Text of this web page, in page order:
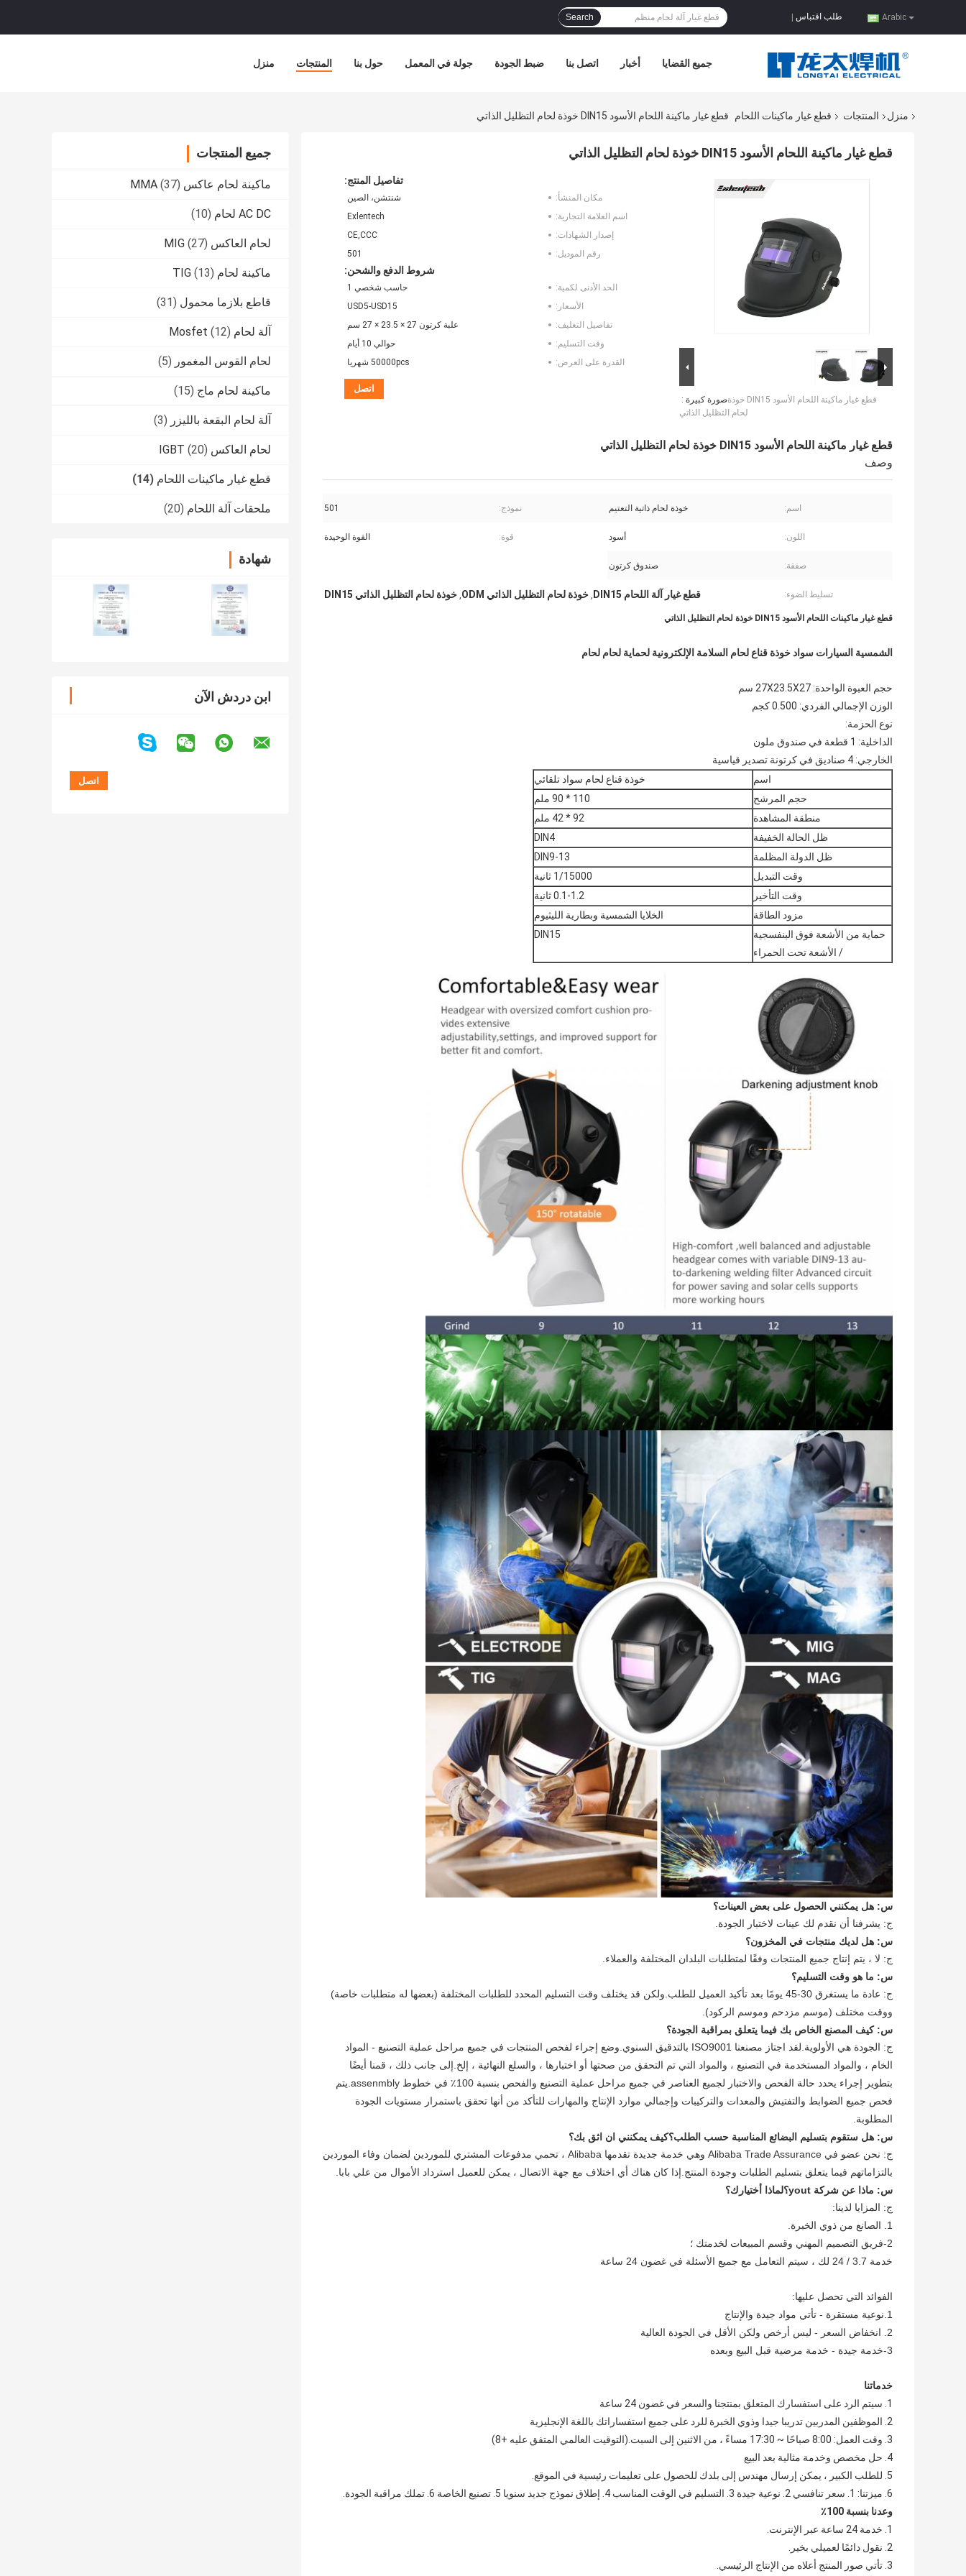
Arabic طلب اقتباس Search
منزل المنتجات حول بنا جولة في المعمل ضبط الجودة اتصل بنا أخبار جميع القضايا
منزل المنتجات قطع غيار ماكينات اللحام قطع غيار ماكينة اللحام الأسود DIN15 خوذة لحام التظليل الذاتي
جميع المنتجات
ماكينة لحام عاكس MMA (37)
AC DC لحام (10)
لحام العاكس MIG (27)
ماكينة لحام TIG (13)
قاطع بلازما محمول (31)
آلة لحام Mosfet (12)
لحام القوس المغمور (5)
ماكينة لحام ماج (15)
آلة لحام البقعة بالليزر (3)
لحام العاكس IGBT (20)
قطع غيار ماكينات اللحام (14)
ملحقات آلة اللحام (20)
شهادة
ابن دردش الآن
قطع غيار ماكينة اللحام الأسود DIN15 خوذة لحام التظليل الذاتي
صورة كبيرة :قطع غيار ماكينة اللحام الأسود DIN15 خوذة
لحام التظليل الذاتي
تفاصيل المنتج:
مكان المنشأ:
شنتشن، الصين
اسم العلامة التجارية:
Exlentech
إصدار الشهادات:
CE,CCC
رقم الموديل:
501
شروط الدفع والشحن:
الحد الأدنى لكمية:
حاسب شخصي 1
الأسعار:
USD5-USD15
تفاصيل التغليف:
علبة كرتون 27 × 23.5 × 27 سم
وقت التسليم:
حوالي 10 أيام
القدرة على العرض:
50000pcs شهريا
اتصل
قطع غيار ماكينة اللحام الأسود DIN15 خوذة لحام التظليل الذاتي
وصف
اسم: خوذة لحام ذاتية التعتيم نموذج: 501
اللون: أسود قوة: القوة الوحيدة
صفقة: صندوق كرتون
تسليط الضوء: قطع غيار آلة اللحام DIN15 , خوذة لحام التظليل الذاتي ODM , خوذة لحام التظليل الذاتي DIN15
قطع غيار ماكينات اللحام الأسود DIN15 خوذة لحام التظليل الذاتي
الشمسية السيارات سواد خوذة قناع لحام السلامة الإلكترونية لحماية لحام لحام
حجم العبوة الواحدة: 27X23.5X27 سم
الوزن الإجمالي الفردي: 0.500 كجم
نوع الحزمة:
الداخلية: 1 قطعة في صندوق ملون
الخارجي: 4 صناديق في كرتونة تصدير قياسية
اسم
خوذة قناع لحام سواد تلقائي
حجم المرشح
110 * 90 ملم
منطقة المشاهدة
92 * 42 ملم
ظل الحالة الخفيفة
DIN4
ظل الدولة المظلمة
DIN9-13
وقت التبديل
1/15000 ثانية
وقت التأخير
0.1-1.2 ثانية
مزود الطاقة
الخلايا الشمسية وبطارية الليثيوم
حماية من الأشعة فوق البنفسجية
/ الأشعة تحت الحمراء
DIN15
س: هل يمكنني الحصول على بعض العينات؟
ج: يشرفنا أن نقدم لك عينات لاختبار الجودة.
س: هل لديك منتجات في المخزون؟
ج: لا ، يتم إنتاج جميع المنتجات وفقًا لمتطلبات البلدان المختلفة والعملاء.
س: ما هو وقت التسليم؟
ج: عادة ما يستغرق 30-45 يومًا بعد تأكيد العميل للطلب.ولكن قد يختلف وقت التسليم المحدد للطلبات المختلفة (بعضها له متطلبات خاصة)
ووقت مختلف (موسم مزدحم وموسم الركود).
س: كيف المصنع الخاص بك فيما يتعلق بمراقبة الجودة؟
ج: الجودة هي الأولوية.لقد اجتاز مصنعنا ISO9001 بالتدقيق السنوي.وضع إجراء لفحص المنتجات في جميع مراحل عملية التصنيع - المواد
الخام ، والمواد المستخدمة في التصنيع ، والمواد التي تم التحقق من صحتها أو اختبارها ، والسلع النهائية ، إلخ.إلى جانب ذلك ، قمنا أيضًا
بتطوير إجراء يحدد حالة الفحص والاختبار لجميع العناصر في جميع مراحل عملية التصنيع والفحص بنسبة 100٪ في خطوط assenmbly.يتم
فحص جميع الضوابط والتفتيش والمعدات والتركيبات وإجمالي موارد الإنتاج والمهارات للتأكد من أنها تحقق باستمرار مستويات الجودة
المطلوبة.
س: هل ستقوم بتسليم البضائع المناسبة حسب الطلب؟كيف يمكنني ان اثق بك؟
ج: نحن عضو في Alibaba Trade Assurance وهي خدمة جديدة تقدمها Alibaba ، تحمي مدفوعات المشتري للموردين لضمان وفاء الموردين
بالتزاماتهم فيما يتعلق بتسليم الطلبات وجودة المنتج.إذا كان هناك أي اختلاف مع جهة الاتصال ، يمكن للعميل استرداد الأموال من علي بابا.
س: ماذا عن شركة yout؟لماذا أختيارك؟
ج: المزايا لدينا:
1. الصانع من ذوي الخبرة.
2-فريق التصميم المهني وقسم المبيعات لخدمتك ؛
خدمة 3.7 / 24 لك ، سيتم التعامل مع جميع الأسئلة في غضون 24 ساعة
الفوائد التي تحصل عليها:
1.نوعية مستقرة - تأتي مواد جيدة والإنتاج
2. انخفاض السعر - ليس أرخص ولكن الأقل في الجودة العالية
3-خدمة جيدة - خدمة مرضية قبل البيع وبعده
خدماتنا
1. سيتم الرد على استفسارك المتعلق بمنتجنا والسعر في غضون 24 ساعة
2. الموظفين المدربين تدريبا جيدا وذوي الخبرة للرد على جميع استفساراتك باللغة الإنجليزية
3. وقت العمل: 8:00 صباحًا ~ 17:30 مساءً ، من الاثنين إلى السبت.(التوقيت العالمي المتفق عليه +8)
4. حل مخصص وخدمة مثالية بعد البيع
5. للطلب الكبير ، يمكن إرسال مهندس إلى بلدك للحصول على تعليمات رئيسية في الموقع.
6. ميزتنا: 1. سعر تنافسي 2. نوعية جيدة 3. التسليم في الوقت المناسب 4. إطلاق نموذج جديد سنويا 5. تصنيع الخاصة 6. تملك مراقبة الجودة.
وعدنا بنسبة 100٪
1. خدمة 24 ساعة عبر الإنترنت.
2. نقول دائمًا لعميلي بخير.
3. تأتي صور المنتج أعلاه من الإنتاج الرئيسي.